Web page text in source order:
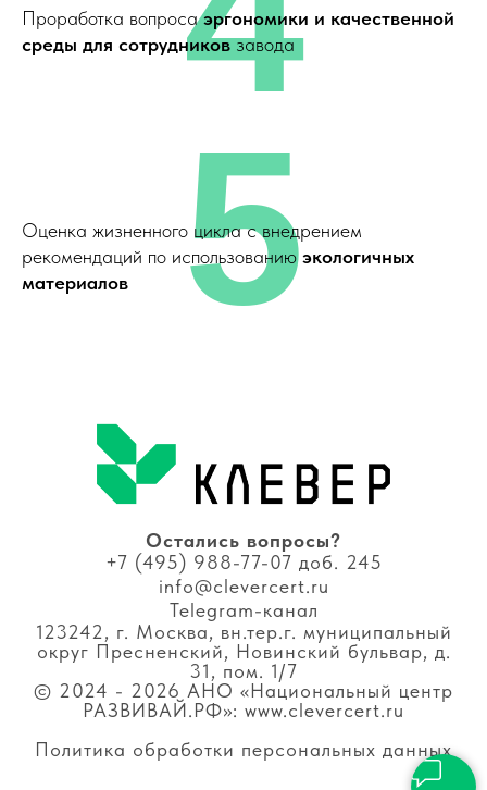
Проработка вопросаэргономики и качественной
среды для сотрудниковзавода
Оценка жизненного цикла с внедрением
рекомендаций по использованиюэкологичных
материалов
5
Остались вопросы?
+7 (495) 988-77-07 доб. 245
info@clevercert.ru
Telegram-канал
123242, г. Москва, вн.тер.г. муниципальный
округ Пресненский, Новинский бульвар, д.
31, пом. 1/7
© 2024 - 2026 АНО «Национальный центр
РАЗВИВАЙ.РФ»: www.clevercert.ru
Политика обработки персональных данных